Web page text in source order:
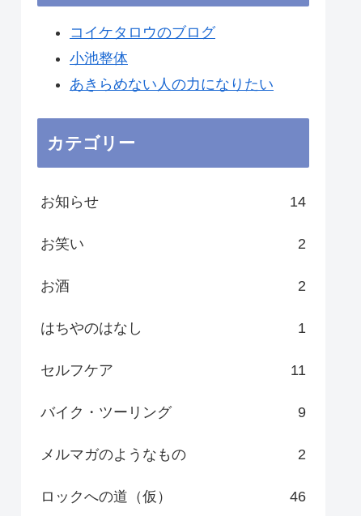
コイケタロウのブログ
小池整体
あきらめない人の力になりたい
カテゴリー
お知らせ 14
お笑い 2
お酒 2
はちやのはなし 1
セルフケア 11
バイク・ツーリング 9
メルマガのようなもの 2
ロックへの道（仮） 46